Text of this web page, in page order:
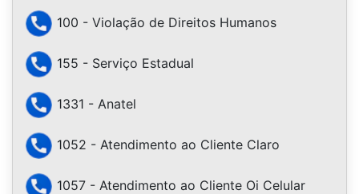
100 - Violação de Direitos Humanos
155 - Serviço Estadual
1331 - Anatel
1052 - Atendimento ao Cliente Claro
1057 - Atendimento ao Cliente Oi Celular